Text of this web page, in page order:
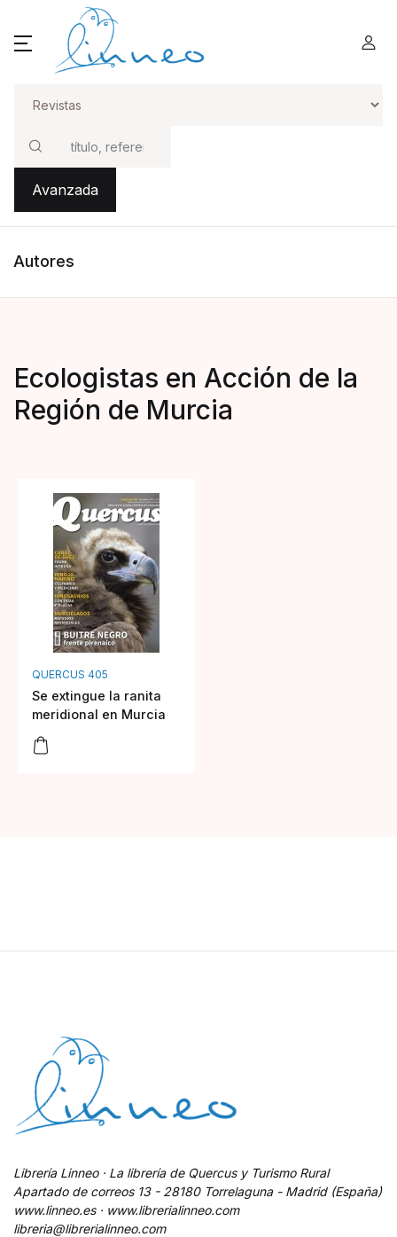
Buscar
Avanzada
Autores
Ecologistas en Acción de la
Región de Murcia
QUERCUS 405
Se extingue la ranita
meridional en Murcia
Librería Linneo · La librería de Quercus y Turismo Rural
Apartado de correos 13 - 28180 Torrelaguna - Madrid (España)
www.linneo.es · www.librerialinneo.com
libreria@librerialinneo.com